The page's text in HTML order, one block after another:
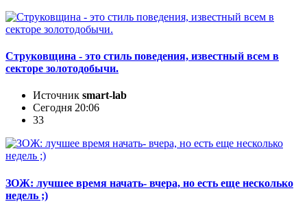
Струковщина - это стиль поведения, известный всем в
секторе золотодобычи.
Источник smart-lab
Сегодня 20:06
33
ЗОЖ: лучшее время начать- вчера, но есть еще несколько
недель ;)